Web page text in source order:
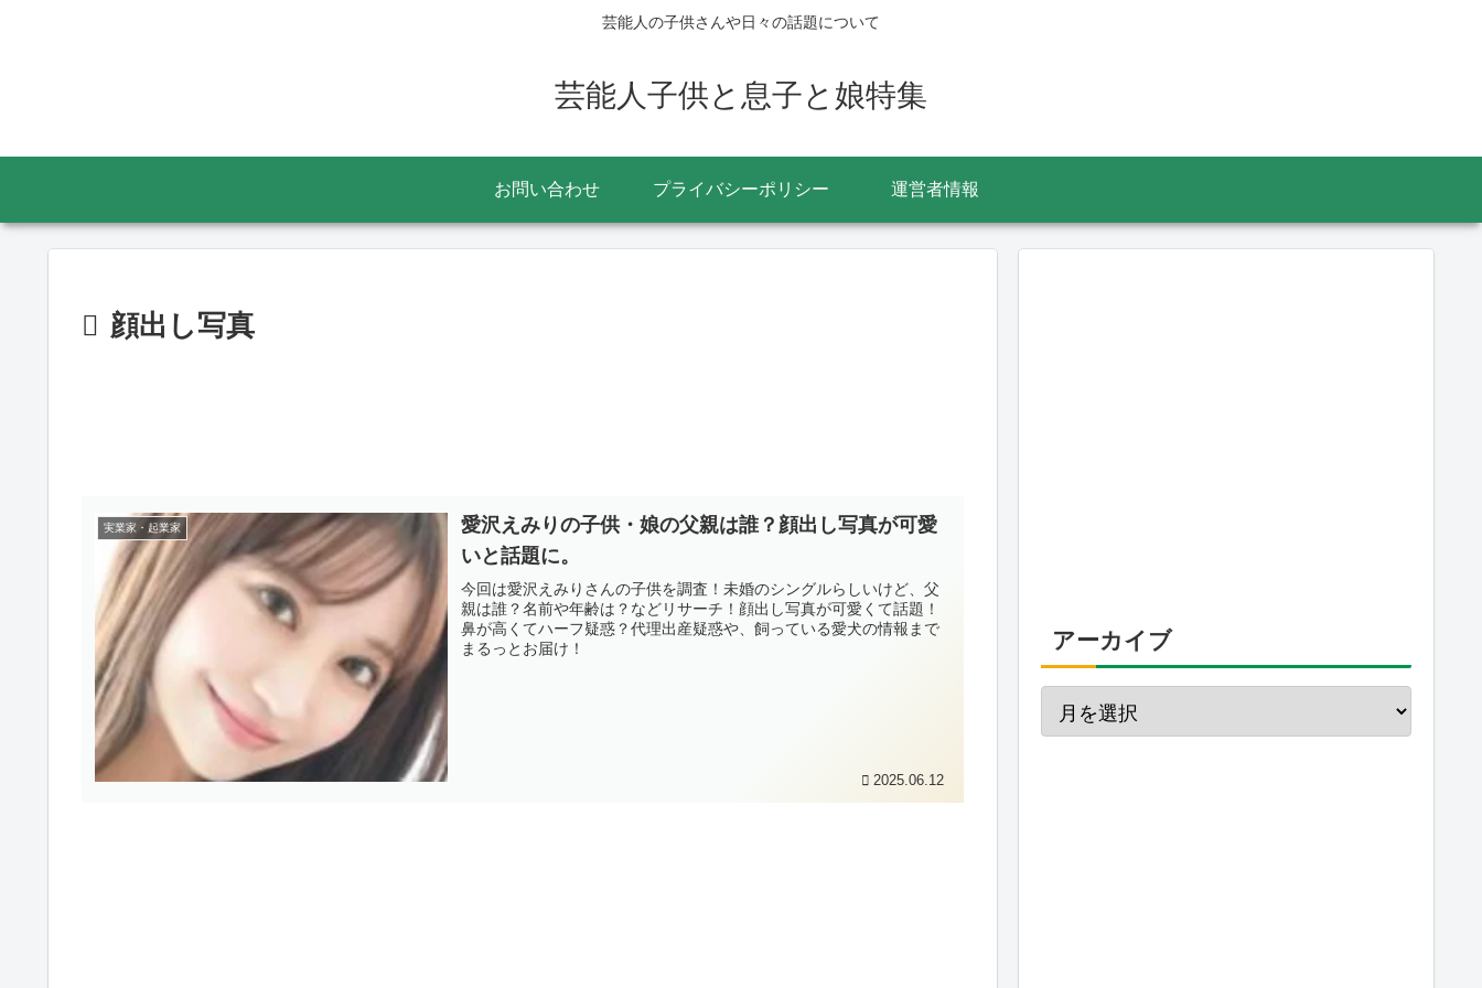
芸能人の子供さんや日々の話題について
芸能人子供と息子と娘特集
お問い合わせ プライバシーポリシー 運営者情報
顔出し写真
実業家・起業家
愛沢えみりの子供・娘の父親は誰？顔出し写真が可愛
いと話題に。
今回は愛沢えみりさんの子供を調査！未婚のシングルらしいけど、父
親は誰？名前や年齢は？などリサーチ！顔出し写真が可愛くて話題！
鼻が高くてハーフ疑惑？代理出産疑惑や、飼っている愛犬の情報まで
まるっとお届け！
2025.06.12
アーカイブ